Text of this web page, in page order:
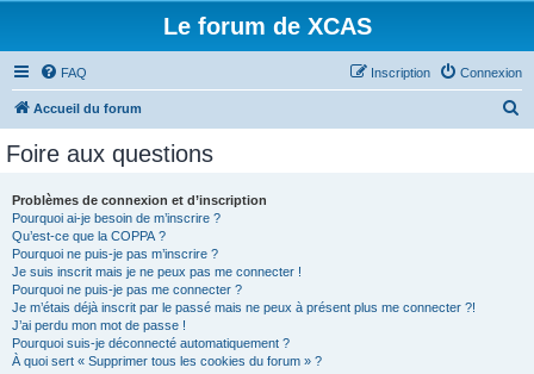
Le forum de XCAS
FAQ Connexion
Inscription
Accueil du forum
Foire aux questions
Problèmes de connexion et d’inscription
Pourquoi ai-je besoin de m’inscrire ?
Qu’est-ce que la COPPA ?
Pourquoi ne puis-je pas m’inscrire ?
Je suis inscrit mais je ne peux pas me connecter !
Pourquoi ne puis-je pas me connecter ?
Je m’étais déjà inscrit par le passé mais ne peux à présent plus me connecter ?!
J’ai perdu mon mot de passe !
Pourquoi suis-je déconnecté automatiquement ?
À quoi sert « Supprimer tous les cookies du forum » ?